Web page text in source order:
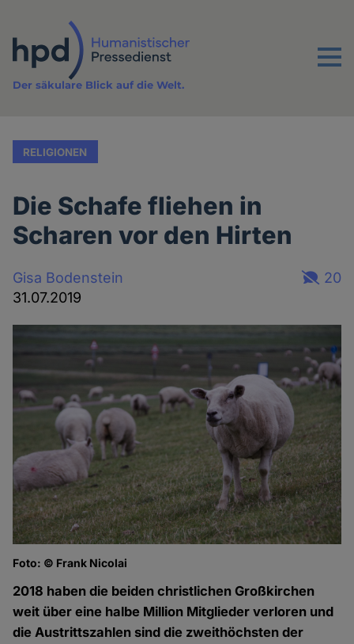
Inhalt
Menu
Der säkulare Blick auf die Welt.
RELIGIONEN
Die Schafe fliehen in
Scharen vor den Hirten
Gisa Bodenstein
31.07.2019
20
Foto: © Frank Nicolai
2018 haben die beiden christlichen Großkirchen
weit über eine halbe Million Mitglieder verloren und
die Austrittszahlen sind die zweithöchsten der